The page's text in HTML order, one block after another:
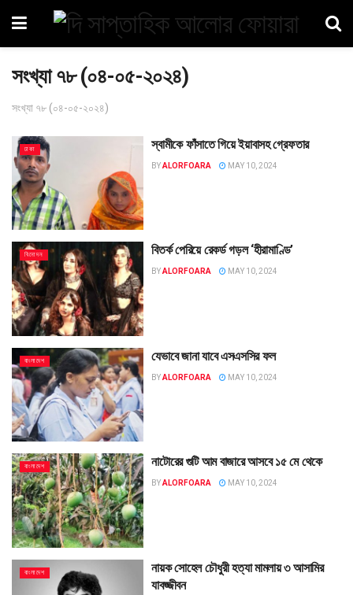
সংখ্যা ৭৮ (০৪-০৫-২০২৪)
সংখ্যা ৭৮ (০৪-০৫-২০২৪)
ঢাকা স্বামীকে ফাঁসাতে গিয়ে ইয়াবাসহ গ্রেফতার
BYALORFOARA MAY 10, 2024
বিনোদন বিতর্ক পেরিয়ে রেকর্ড গড়ল ‘হীরামাণ্ডি’
BYALORFOARA MAY 10, 2024
বাংলাদেশ যেভাবে জানা যাবে এসএসসির ফল
BYALORFOARA MAY 10, 2024
বাংলাদেশ নাটোরের গুটি আম বাজারে আসবে ১৫ মে থেকে
BYALORFOARA MAY 10, 2024
বাংলাদেশ
নায়ক সোহেল চৌধুরী হত্যা মামলায় ৩ আসামির
যাবজ্জীবন